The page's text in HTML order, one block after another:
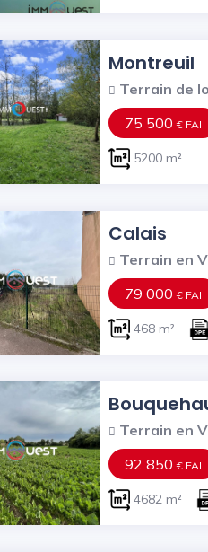
Montreuil
Terrain de
75 500€ FAI
5200 m²
Calais
Terrain en
79 000€ FAI
468 m²
Terrain en
92 850€ FAI
4682 m²